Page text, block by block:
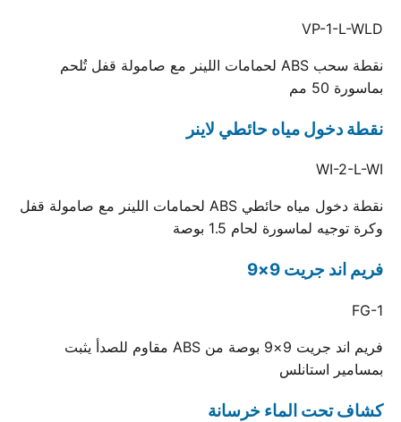
VP-1-L-WLD
نقطة سحب ABS لحمامات اللينر مع صامولة قفل تُلحم
بماسورة 50 مم
نقطة دخول مياه حائطي لاينر
WI-2-L-WI
نقطة دخول مياه حائطي ABS لحمامات اللينر مع صامولة قفل
وكرة توجيه لماسورة لحام 1.5 بوصة
فريم اند جريت 9×9
FG-1
فريم اند جريت 9×9 بوصة من ABS مقاوم للصدأ يثبت
بمسامير استانلس
كشاف تحت الماء خرسانة